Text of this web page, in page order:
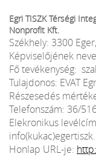
Egri TISZK Térségi
Nonprofit Kft.
Székhely: 3300
Képviselőjének
Fő tevékenység:
Tulajdonos: EVAT
Részesedés
Telefonszám: 36/
Elekronikus
Honlap URL-je: